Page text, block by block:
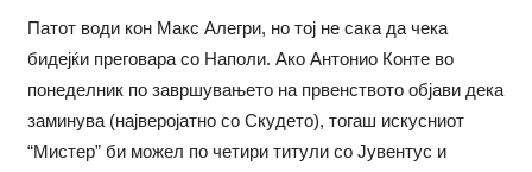
Патот води кон Макс Алегри, но тој не сака да чека
бидејќи преговара со Наполи. Ако Антонио Конте во
понеделник по завршувањето на првенството објави дека
заминува (најверојатно со Скудето), тогаш искусниот
“Мистер” би можел по четири титули со Јувентус и